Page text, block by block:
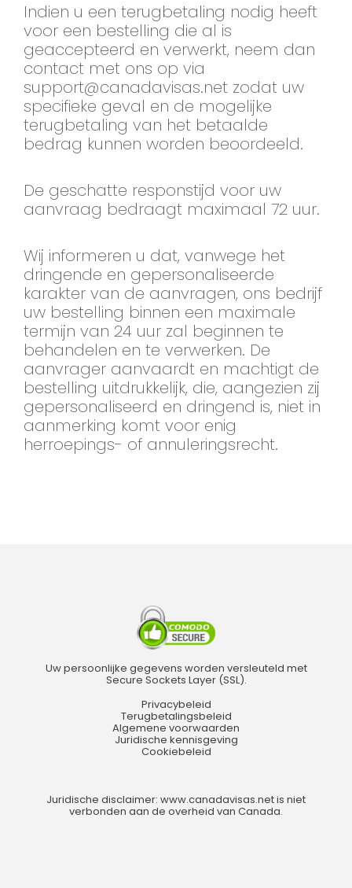
Indien u een terugbetaling nodig heeft
voor een bestelling die al is
geaccepteerd en verwerkt, neem dan
contact met ons op via
support@canadavisas.net zodat uw
specifieke geval en de mogelijke
terugbetaling van het betaalde
bedrag kunnen worden beoordeeld.
De geschatte responstijd voor uw
aanvraag bedraagt maximaal 72 uur.
Wij informeren u dat, vanwege het
dringende en gepersonaliseerde
karakter van de aanvragen, ons bedrijf
uw bestelling binnen een maximale
termijn van 24 uur zal beginnen te
behandelen en te verwerken. De
aanvrager aanvaardt en machtigt de
bestelling uitdrukkelijk, die, aangezien zij
gepersonaliseerd en dringend is, niet in
aanmerking komt voor enig
herroepings- of annuleringsrecht.
Uw persoonlijke gegevens worden versleuteld met
Secure Sockets Layer (SSL).
Privacybeleid
Terugbetalingsbeleid
Algemene voorwaarden
Juridische kennisgeving
Cookiebeleid
Juridische disclaimer: www.canadavisas.net is niet
verbonden aan de overheid van Canada.